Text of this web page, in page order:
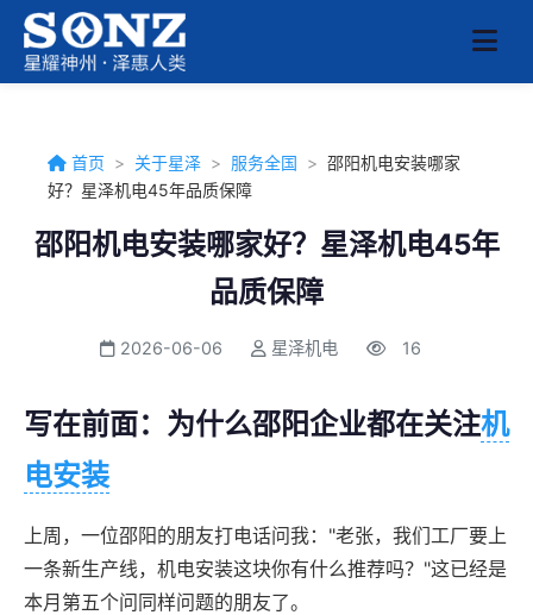
首页 > 关于星泽 > 服务全国 > 邵阳机电安装哪家
好？星泽机电45年品质保障
邵阳机电安装哪家好？星泽机电45年
品质保障
2026-06-06 星泽机电 16
写在前面：为什么邵阳企业都在关注机
电安装
上周，一位邵阳的朋友打电话问我："老张，我们工厂要上
一条新生产线，机电安装这块你有什么推荐吗？"这已经是
本月第五个问同样问题的朋友了。